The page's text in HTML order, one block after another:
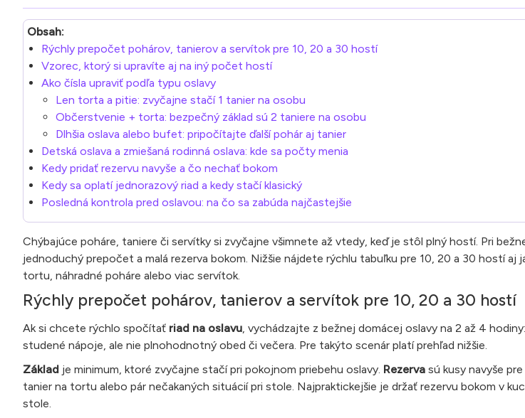
Obsah:
Rýchly prepočet pohárov, tanierov a servítok pre 10, 20 a 30 hostí
Vzorec, ktorý si upravíte aj na iný počet hostí
Ako čísla upraviť podľa typu oslavy
Len torta a pitie: zvyčajne stačí 1 tanier na osobu
Občerstvenie + torta: bezpečný základ sú 2 taniere na osobu
Dlhšia oslava alebo bufet: pripočítajte ďalší pohár aj tanier
Detská oslava a zmiešaná rodinná oslava: kde sa počty menia
Kedy pridať rezervu navyše a čo nechať bokom
Kedy sa oplatí jednorazový riad a kedy stačí klasický
Posledná kontrola pred oslavou: na čo sa zabúda najčastejšie
Chýbajúce poháre, taniere či servítky si zvyčajne všimnete až vtedy, keď je stôl plný hostí. Pri
jednoduchý prepočet a malá rezerva bokom. Nižšie nájdete rýchlu tabuľku pre 10, 20 a 30 hostí aj
tortu, náhradné poháre alebo viac servítok.
Rýchly prepočet pohárov, tanierov a servítok pre 10, 20 a 30 hostí
Ak si chcete rýchlo spočítať riad na oslavu , vychádzajte z bežnej domácej oslavy na 2 až 4
studené nápoje, ale nie plnohodnotný obed či večera. Pre takýto scenár platí prehľad nižšie.
Základ je minimum, ktoré zvyčajne stačí pri pokojnom priebehu oslavy. Rezerva sú kusy navyše
tanier na tortu alebo pár nečakaných situácií pri stole. Najpraktickejšie je držať rezervu bokom v
stole.